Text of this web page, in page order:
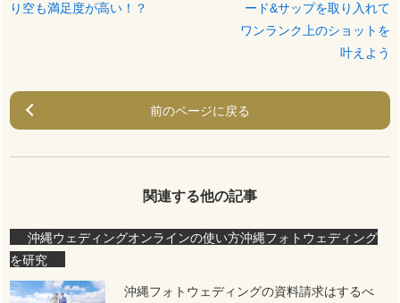
り空も満足度が高い！？
ード&サップを取り入れて
ワンランク上のショットを
叶えよう
前のページに戻る
関連する他の記事
沖縄ウェディングオンラインの使い方沖縄フォトウェディング
を研究
沖縄フォトウェディングの資料請求はするべ